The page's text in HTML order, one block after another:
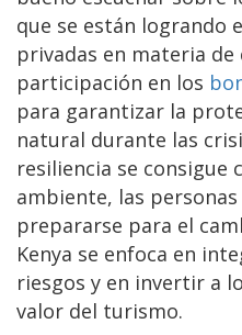
que se están logrando
privadas en materia de
participación en los
para garantizar la
natural durante las
resiliencia se consigue
ambiente, las
prepararse para el
Kenya se enfoca en
riesgos y en invertir a
valor del turismo.